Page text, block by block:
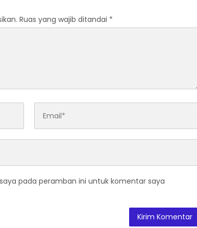
Ruas yang wajib ditandai *
pada peramban ini untuk komentar saya